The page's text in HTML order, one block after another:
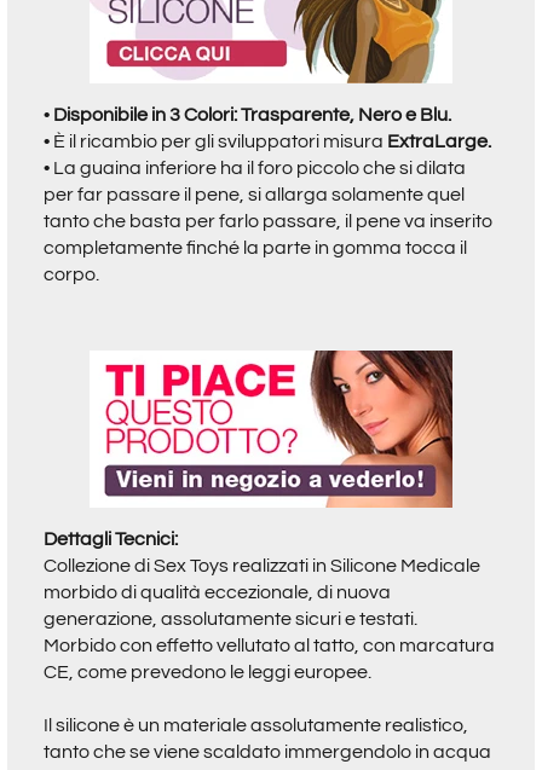
• Disponibile in 3 Colori: Trasparente, Nero e Blu.
• È il ricambio per gli sviluppatori misura ExtraLarge.
• La guaina inferiore ha il foro piccolo che si dilata
per far passare il pene, si allarga solamente quel
tanto che basta per farlo passare, il pene va inserito
completamente finché la parte in gomma tocca il
corpo.
Dettagli Tecnici:
Collezione di Sex Toys realizzati in Silicone Medicale
morbido di qualità eccezionale, di nuova
generazione, assolutamente sicuri e testati.
Morbido con effetto vellutato al tatto, con marcatura
CE, come prevedono le leggi europee.
Il silicone è un materiale assolutamente realistico,
tanto che se viene scaldato immergendolo in acqua